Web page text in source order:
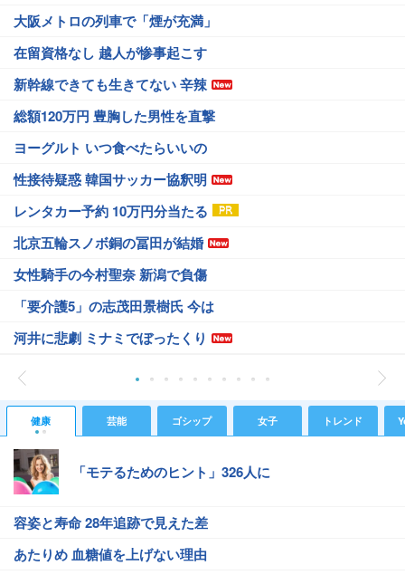
大阪メトロの列車で「煙が充満」
在留資格なし 越人が惨事起こす
新幹線できても生きてない 辛辣
総額120万円 豊胸した男性を直撃
ヨーグルト いつ食べたらいいの
性接待疑惑 韓国サッカー協釈明
レンタカー予約 10万円分当たる
北京五輪スノボ銅の冨田が結婚
女性騎手の今村聖奈 新潟で負傷
「要介護5」の志茂田景樹氏 今は
河井に悲劇 ミナミでぼったくり
健康 芸能 ゴシップ 女子 トレンド
「モテるためのヒント」326人に
容姿と寿命 28年追跡で見えた差
あたりめ 血糖値を上げない理由